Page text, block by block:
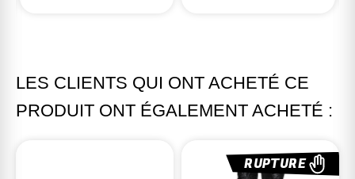
LES CLIENTS QUI ONT ACHETÉ CE
PRODUIT ONT ÉGALEMENT ACHETÉ :
RUPTURE